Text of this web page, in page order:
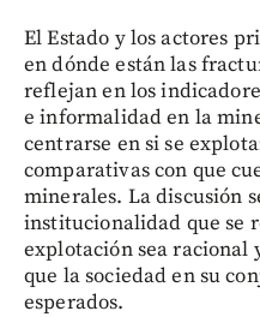
El Estado y los actores
en dónde están las
reflejan en los
e informalidad en la
centrarse en si se
comparativas con que
minerales. La discusión
institucionalidad que se
explotación sea racional
que la sociedad en su
esperados.